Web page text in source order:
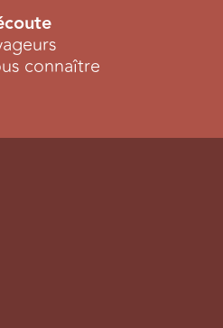
connaître